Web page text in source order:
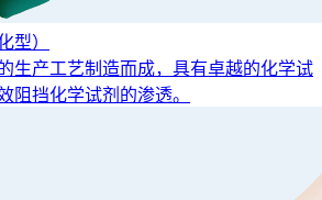
型）
生产工艺制造而成，具有卓越的化学试
阻挡化学试剂的渗透。